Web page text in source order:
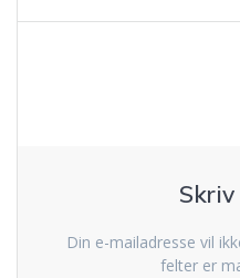
Din e-mailadresse vil
felter er